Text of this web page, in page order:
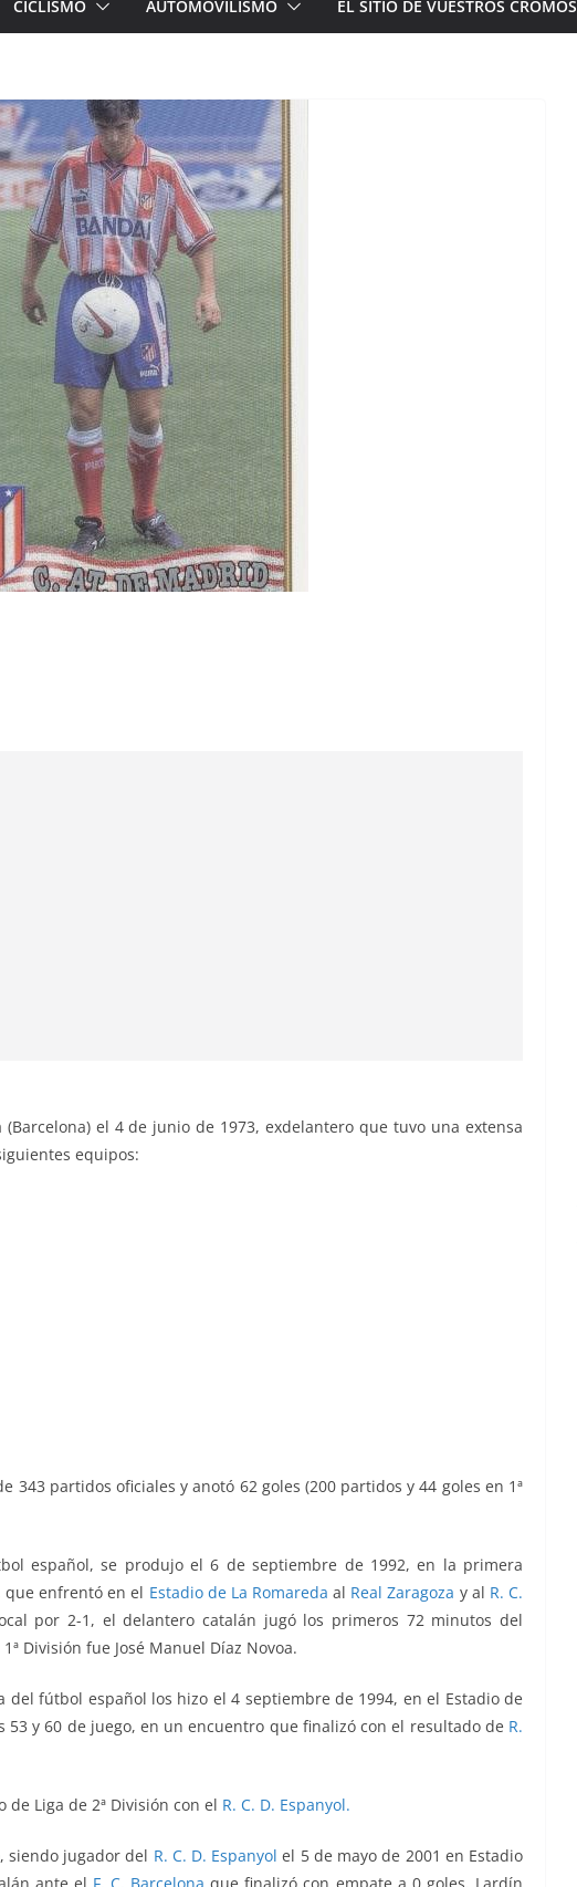
CICLISMO AUTOMOVILISMO EL SITIO DE VUESTROS CROMOS
el 4 de junio de 1973, exdelantero que tuvo una extensa
equipos:
partidos oficiales y anotó 62 goles (200 partidos y 44 goles en 1ª
español, se produjo el 6 de septiembre de 1992, en la primera
que enfrentóen el Estadio de La Romareda al Real Zaragoza y al R. C.
por 2-1, el delantero catalán jugó los primeros 72 minutos del
División fue José Manuel Díaz Novoa.
del fútbol español los hizo el 4 septiembre de 1994, en el Estadio de
y 60 de juego, en un encuentro que finalizó con el resultado de R.
de Liga de 2ª División con el R. C. D. Espanyol.
siendo jugador del R. C. D. Espanyol el 5 de mayo de 2001 en Estadio